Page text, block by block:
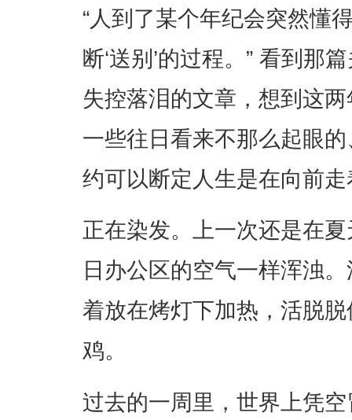
“人到了某个年纪会突然懂
断‘送别’的过程。” 看到那
失控落泪的文章，想到这
一些往日看来不那么起眼
约可以断定人生是在向前走
正在染发。上一次还是在
日办公区的空气一样浑浊
着放在烤灯下加热，活脱
鸡。
过去的一周里，世界上凭